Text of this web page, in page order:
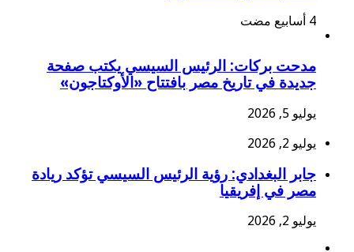
مدحت بركات: الرئيس السيسي يكتب صفحة
جديدة في تاريخ مصر بافتتاح «الأوكتاجون»
يوليو 5, 2026
يوليو 2, 2026
جابر البغدادي: رؤية الرئيس السيسي تؤكد ريادة
مصر في إفريقيا
يوليو 2, 2026